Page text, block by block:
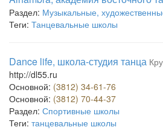
Раздел: Музыкальные,
Теги: Танцевальные школы
Dance life, школа-студия танца
http://dl55.ru
Основной: (3812) 34-61-76
Основной: (3812) 70-44-37
Раздел: Спортивные школы
Теги: танцевальные школы